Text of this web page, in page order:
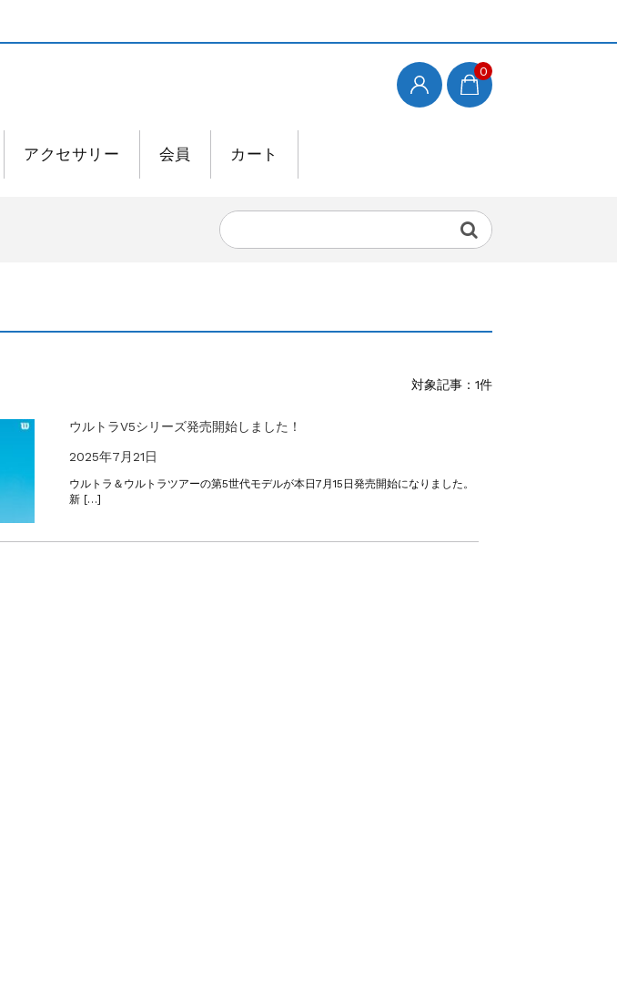
0
アクセサリー 会員 カート
対象記事：1件
ウルトラV5シリーズ発売開始しました！
2025年7月21日
ウルトラ＆ウルトラツアーの第5世代モデルが本日7月15日発売開始になりました。
新 […]